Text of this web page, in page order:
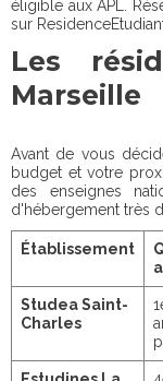
éligible aux APL.
sur
Les
Marseille
Avant de vous
budget et votre
des enseignes
d'hébergement très
Établissement
Studea Saint-
Charles